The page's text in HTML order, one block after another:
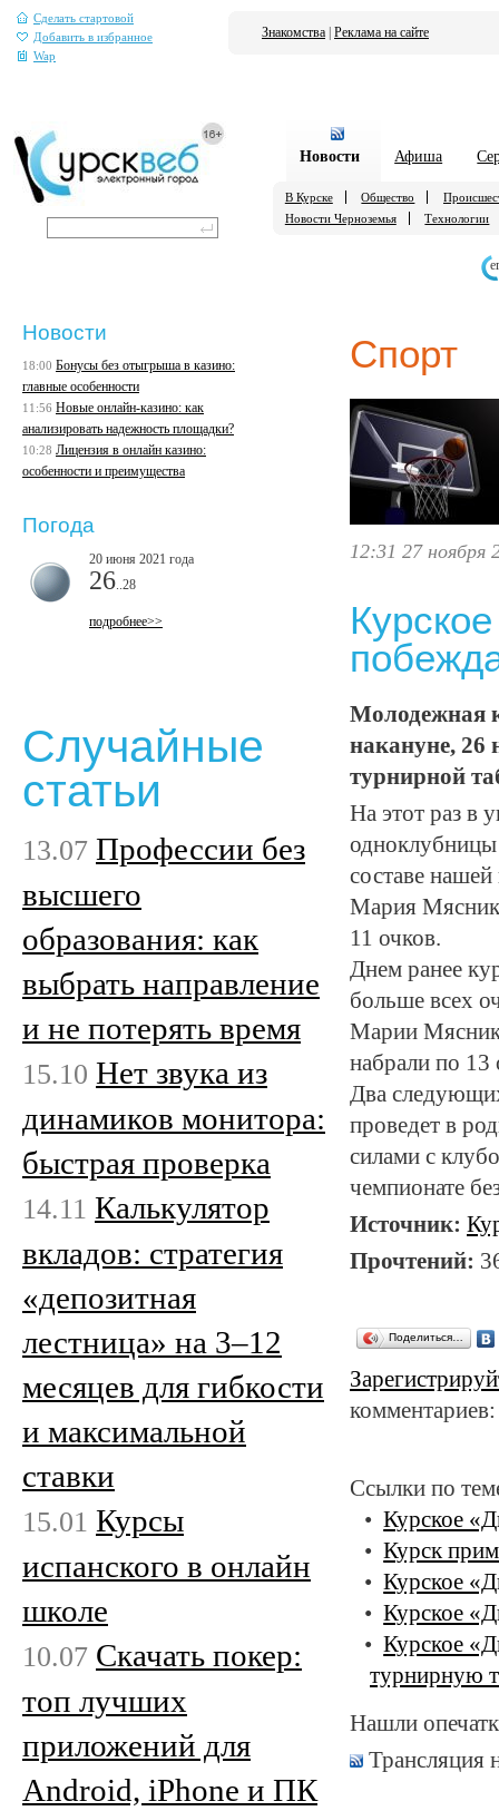
Сделать стартовой
Добавить в избранное
Wap
Знакомства Реклама на сайте
Новости Афиша
В Курске Общество
Новости Черноземья
Технологии
Спорт
12:31 27 ноября
Молодежная
накануне, 26
турнирной
На этот раз в
составе
Мария
11 очков.
Днем ранее
больше всех
Марии
набрали по 13
Два
проведет в
силами с
чемпионате
Источник:
Прочтений:
Поделиться…
Ссылки по
Курское
Курск
Курское
Курское
Курское
турнирную
Нашли
Трансляция
Новости
18:00 Бонусы без отыгрыша в казино:
главные особенности
11:56 Новые онлайн-казино: как
анализировать надежность площадки?
10:28 Лицензия в онлайн казино:
особенности и преимущества
Погода
20 июня 2021 года
26 ..28
подробнее>>
Случайные
статьи
13.07 Профессии без
высшего
образования: как
выбрать направление
и не потерять время
15.10 Нет звука из
динамиков монитора:
быстрая проверка
14.11 Калькулятор
вкладов: стратегия
«депозитная
лестница» на 3–12
месяцев для гибкости
и максимальной
ставки
15.01 Курсы
испанского в онлайн
школе
10.07 Скачать покер:
топ лучших
приложений для
Android, iPhone и ПК